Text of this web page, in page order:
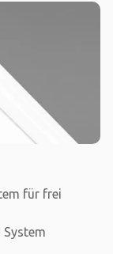
für frei